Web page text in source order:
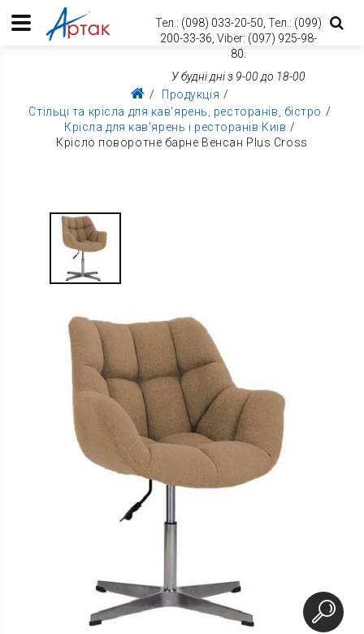
Тел.: (098) 033-20-50, Тел.: (099)
200-33-36, Viber: (097) 925-98-
80.
У будні дні з 9-00 до 18-00
Продукція
Стільці та крісла для кав'ярень, ресторанів, бістро
Крісла для кав'ярень і ресторанів Київ
Крісло поворотне барне Венсан Plus Cross